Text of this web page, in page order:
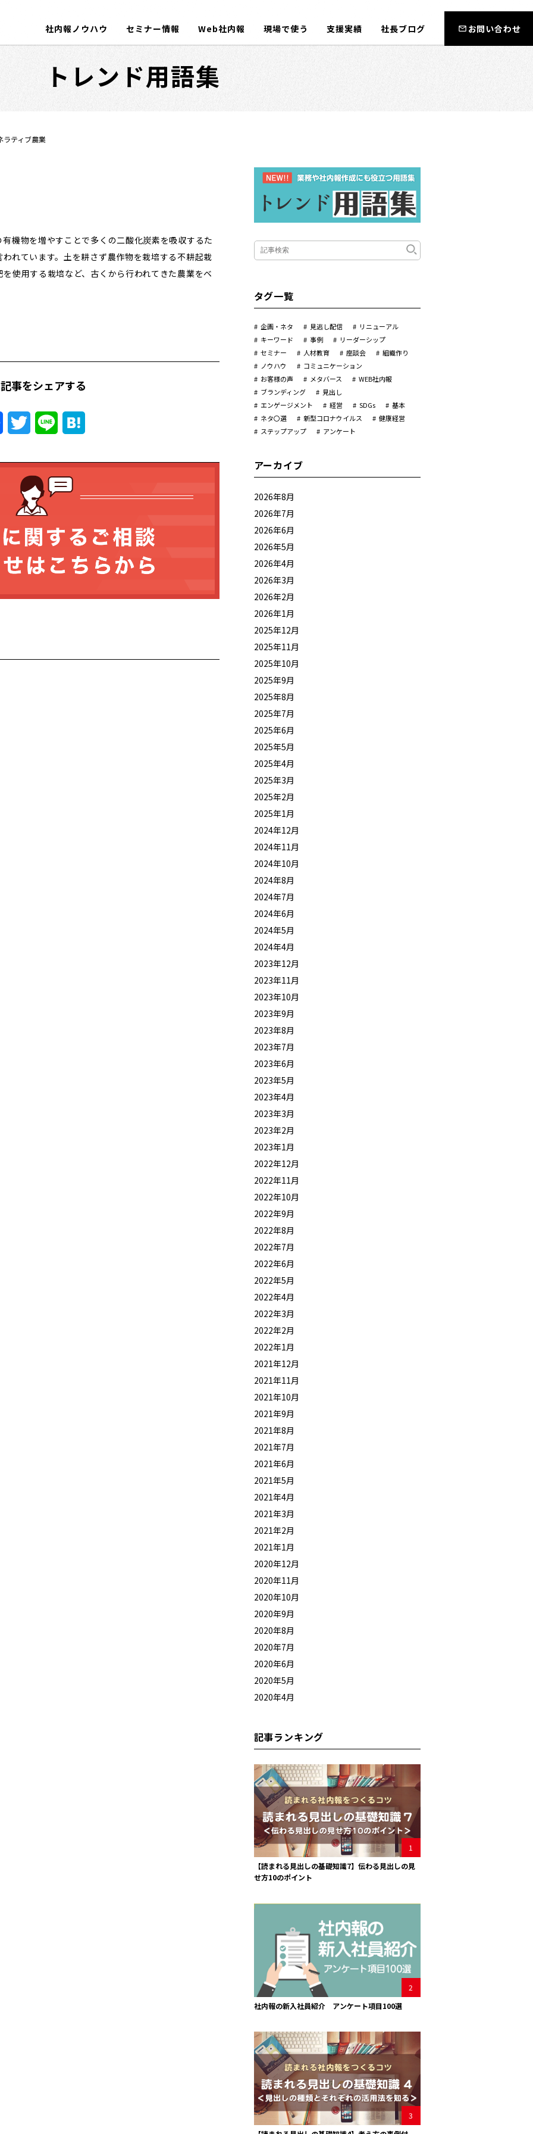
社内報ノウハウ セミナー情報 Web社内報 現場で使う 支援実績 社長ブログ お問い合わせ
トレンド用語集
ラティブ農業
機物を増やすことで多くの二酸化炭素を吸収するた
れています。土を耕さず農作物を栽培する不耕起栽
使用する栽培など、古くから行われてきた農業をベ
事をシェアする
FacebookTwitter Line
タグ一覧
企画・ネタ 見逃し配信
リニューアル
キーワード
事例
リーダーシップ
セミナー
人材教育 座談会
組織作り
ノウハウ
コミュニケーション
お客様の声
メタバース
WEB社内報
ブランディング
見出し
エンゲージメント
経営 SDGs
基本
ネタ〇選
新型コロナウイルス
健康経営
ステップアップ
アンケート
アーカイブ
2026年8月
2026年7月
2026年6月
2026年5月
2026年4月
2026年3月
2026年2月
2026年1月
2025年12月
2025年11月
2025年10月
2025年9月
2025年8月
2025年7月
2025年6月
2025年5月
2025年4月
2025年3月
2025年2月
2025年1月
2024年12月
2024年11月
2024年10月
2024年8月
2024年7月
2024年6月
2024年5月
2024年4月
2023年12月
2023年11月
2023年10月
2023年9月
2023年8月
2023年7月
2023年6月
2023年5月
2023年4月
2023年3月
2023年2月
2023年1月
2022年12月
2022年11月
2022年10月
2022年9月
2022年8月
2022年7月
2022年6月
2022年5月
2022年4月
2022年3月
2022年2月
2022年1月
2021年12月
2021年11月
2021年10月
2021年9月
2021年8月
2021年7月
2021年6月
2021年5月
2021年4月
2021年3月
2021年2月
2021年1月
2020年12月
2020年11月
2020年10月
2020年9月
2020年8月
2020年7月
2020年6月
2020年5月
2020年4月
記事ランキング
1
【読まれる見出しの基礎知識7】伝わる見出しの見
せ方10のポイント
2
社内報の新入社員紹介 アンケート項目100選
3